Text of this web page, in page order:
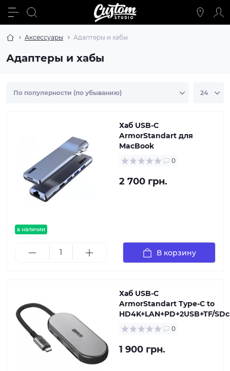
Аксессуары Адаптеры и хабы
Адаптеры и хабы
в наличии
Хаб USB-C
ArmorStandart для
MacBook
0
2 700 грн.
В корзину
Хаб USB-C
ArmorStandart Type-C to
HD4K+LAN+PD+2USB+TF/
0
1 900 грн.